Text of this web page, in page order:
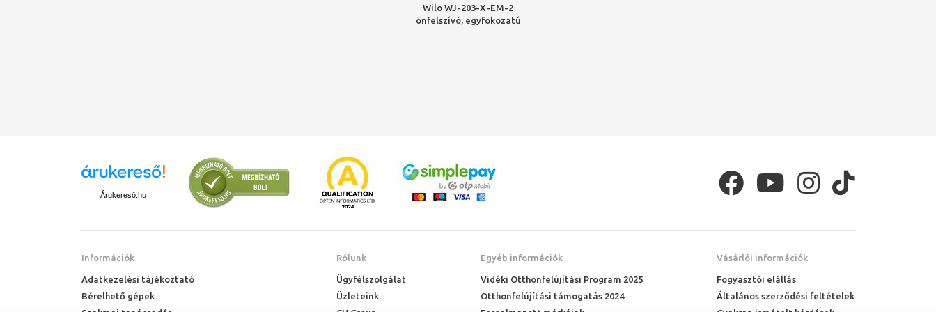
Wilo WJ-203-X-EM-2
önfelszívó, egyfokozatú
Árukereső.hu
Információk
Adatkezelési tájékoztató
Bérelhető gépek
Rólunk
Ügyfélszolgálat
Üzleteink
Egyéb információk
Vidéki Otthonfelújítási Program 2025
Otthonfelújítási támogatás 2024
Vásárlói információk
Fogyasztói elállás
Általános szerződési feltételek